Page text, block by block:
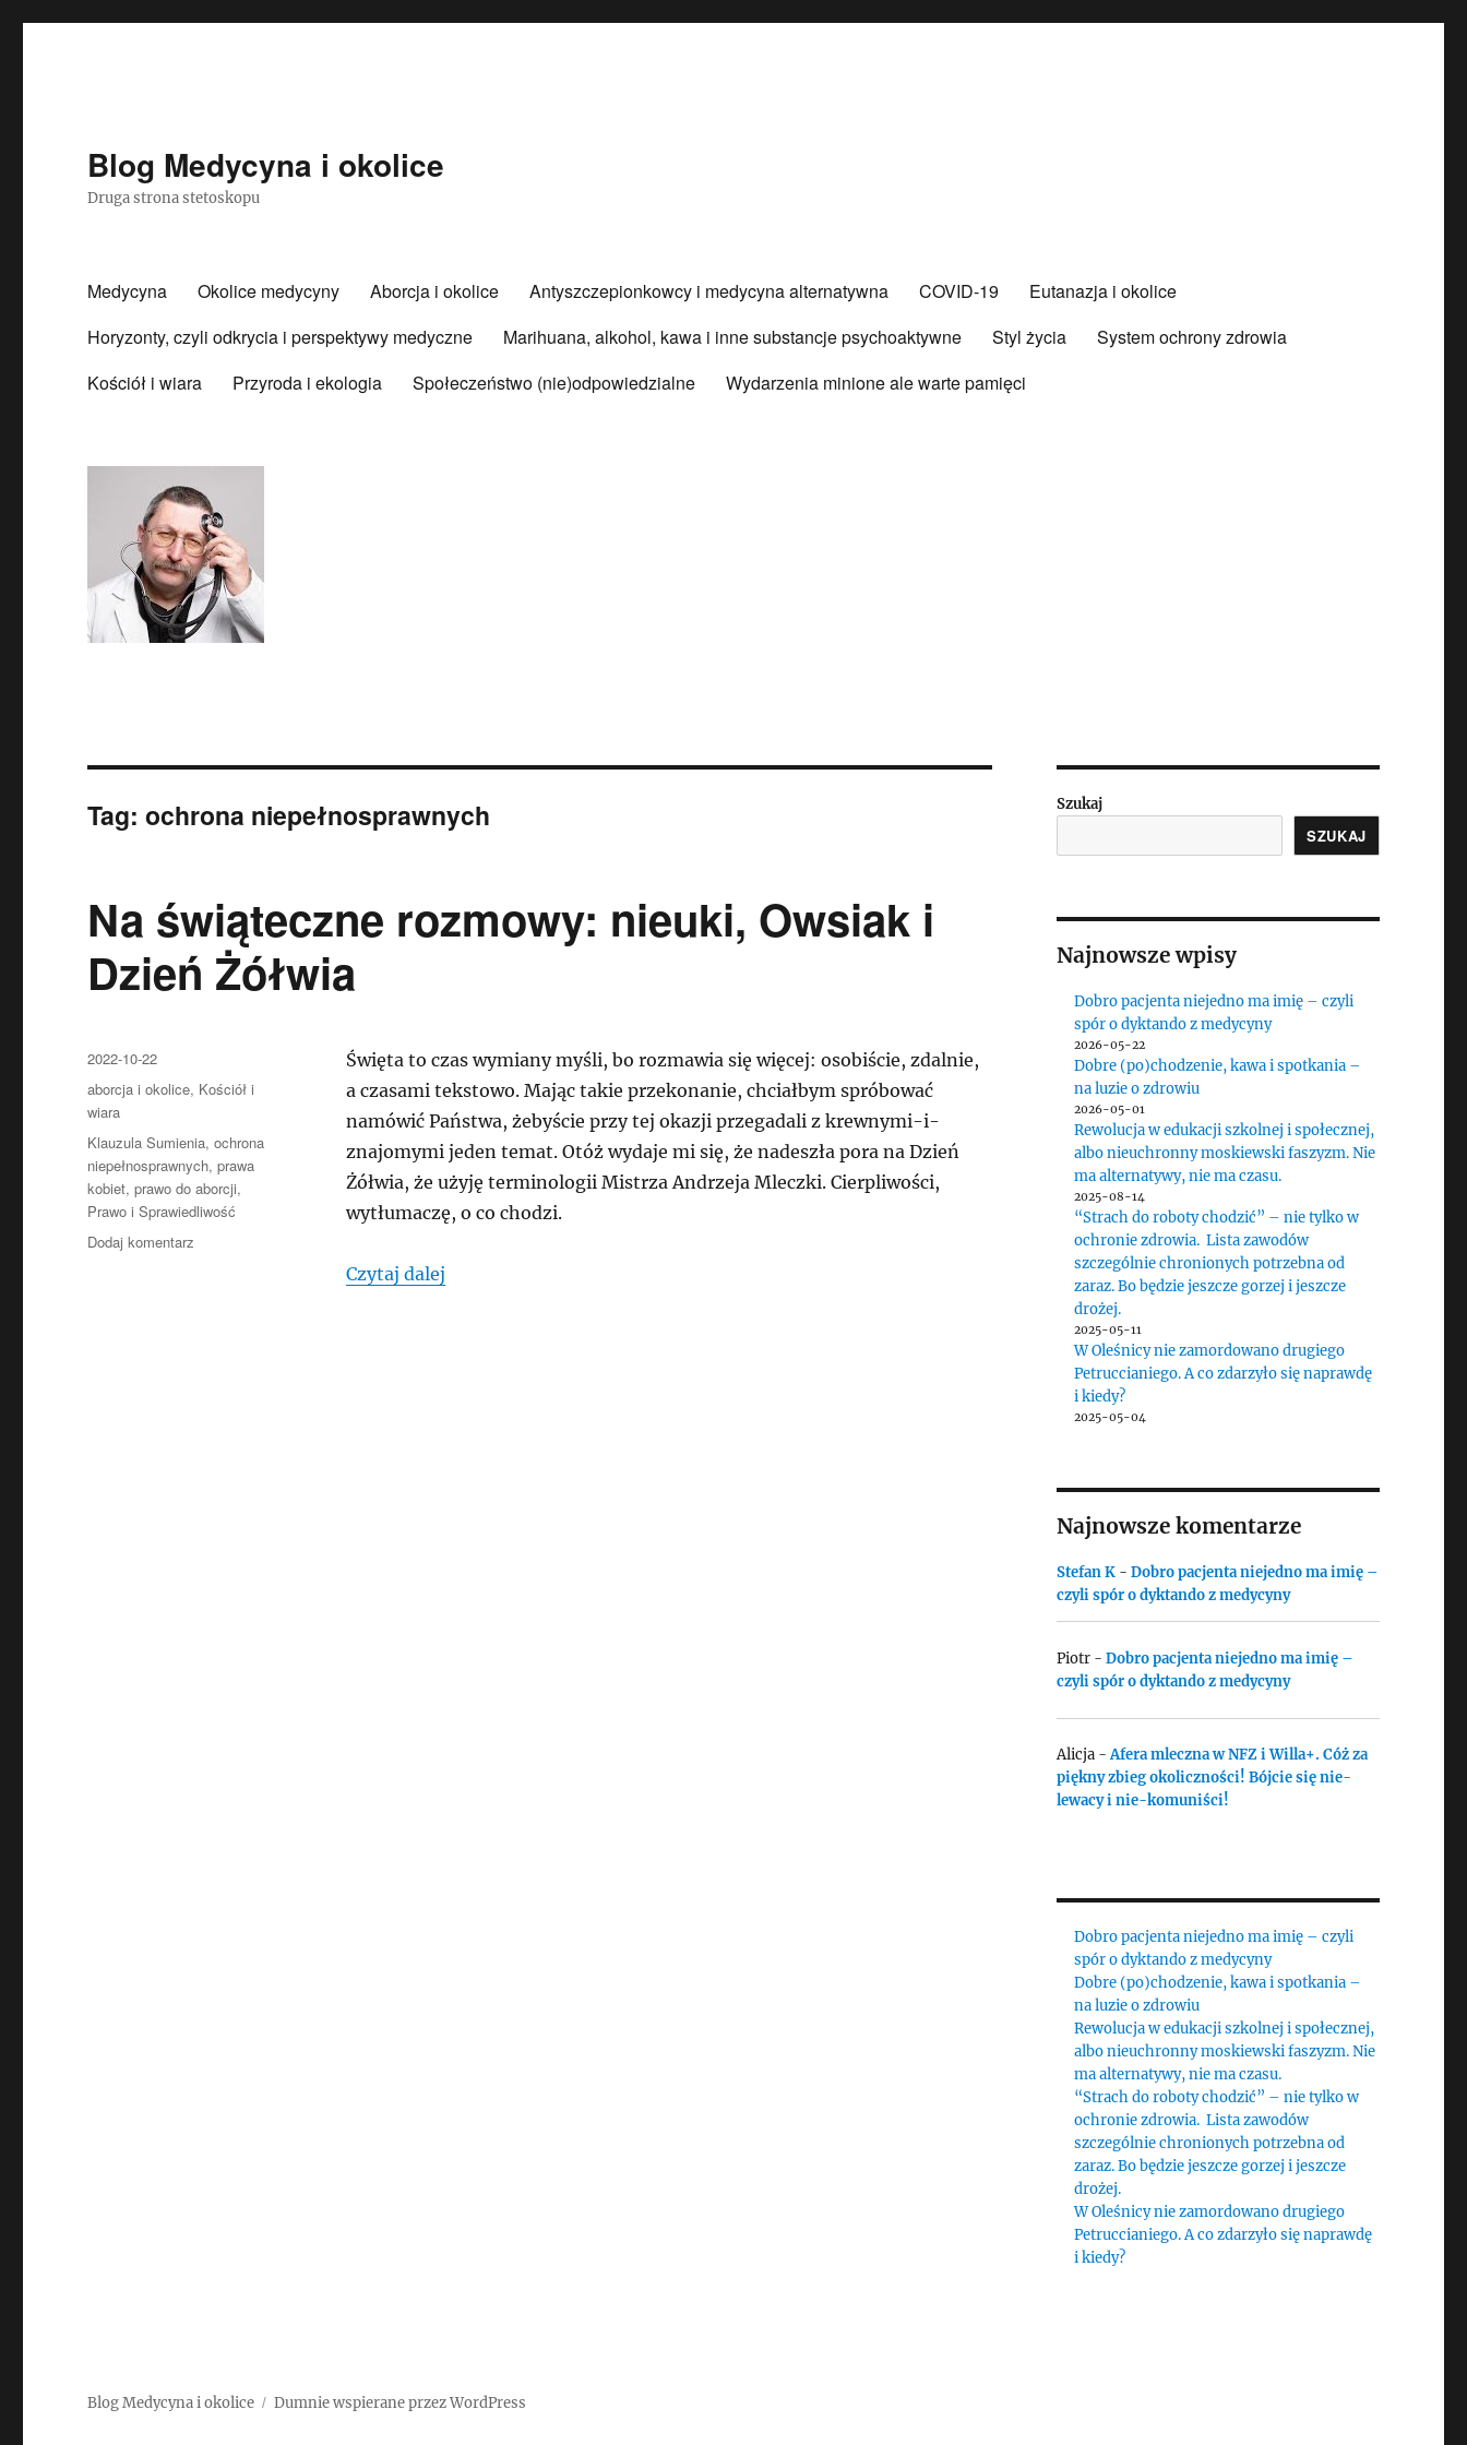
Blog Medycyna i okolice
Druga strona stetoskopu
Medycyna Okolice medycyny Aborcja i okolice Antyszczepionkowcy i medycyna alternatywna COVID-19
Eutanazja i okolice
Horyzonty, czyli odkrycia i perspektywy medyczne
Marihuana, alkohol, kawa i inne substancje psychoaktywne Styl życia
System ochrony zdrowia
Kościół i wiara
Przyroda i ekologia Społeczeństwo (nie)odpowiedzialne Wydarzenia minione ale warte pamięci
Tag:ochrona niepełnosprawnych
Na świąteczne rozmowy: nieuki, Owsiak i
Dzień Żółwia
Święta to czas wymiany myśli, bo rozmawia się więcej: osobiście, zdalnie,
a czasami tekstowo. Mając takie przekonanie, chciałbym spróbować
namówić Państwa, żebyście przy tej okazji przegadali z krewnymi-i-
znajomymi jeden temat. Otóż wydaje mi się, że nadeszła pora na Dzień
Żółwia, że użyję terminologii Mistrza Andrzeja Mleczki. Cierpliwości,
wytłumaczę, o co chodzi.
Czytaj dalej„Na świąteczne rozmowy: nieuki, Owsiak i Dzień Żółwia”
Data
publikacji
2022-10-22
Kategorie
aborcja i okolice, Kościół i
wiara
Tagi
Klauzula Sumienia,ochrona
niepełnosprawnych,prawa
kobiet,prawo do aborcji,
Prawo i Sprawiedliwość
Dodaj komentarz
Szukaj
SZUKAJ
Najnowsze wpisy
Dobro pacjenta niejedno ma imię – czyli
spór o dyktando z medycyny
2026-05-22
Dobre (po)chodzenie, kawa i spotkania –
na luzie o zdrowiu
2026-05-01
Rewolucja w edukacji szkolnej i społecznej,
albo nieuchronny moskiewski faszyzm. Nie
ma alternatywy, nie ma czasu.
2025-08-14
“Strach do roboty chodzić” – nie tylko w
ochronie zdrowia. Lista zawodów
szczególnie chronionych potrzebna od
zaraz. Bo będzie jeszcze gorzej i jeszcze
drożej.
2025-05-11
W Oleśnicy nie zamordowano drugiego
Petruccianiego. A co zdarzyło się naprawdę
i kiedy?
2025-05-04
Najnowsze komentarze
Stefan K- Dobro pacjenta niejedno ma imię –
czyli spór o dyktando z medycyny
Piotr- Dobro pacjenta niejedno ma imię –
czyli spór o dyktando z medycyny
Alicja-Afera mleczna w NFZ i Willa+. Cóż za
piękny zbieg okoliczności! Bójcie się nie-
lewacy i nie-komuniści!
Dobro pacjenta niejedno ma imię – czyli
spór o dyktando z medycyny
Dobre (po)chodzenie, kawa i spotkania –
na luzie o zdrowiu
Rewolucja w edukacji szkolnej i społecznej,
albo nieuchronny moskiewski faszyzm. Nie
ma alternatywy, nie ma czasu.
“Strach do roboty chodzić” – nie tylko w
ochronie zdrowia. Lista zawodów
szczególnie chronionych potrzebna od
zaraz. Bo będzie jeszcze gorzej i jeszcze
drożej.
W Oleśnicy nie zamordowano drugiego
Petruccianiego. A co zdarzyło się naprawdę
i kiedy?
Blog Medycyna i okolice Dumnie wspierane przez WordPress